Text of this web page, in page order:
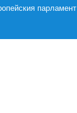
парламент